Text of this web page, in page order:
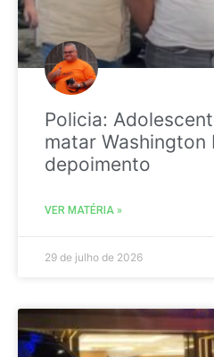
Policia:
matar Washington
depoimento
VER MATÉRIA »
29 de julho de 2026